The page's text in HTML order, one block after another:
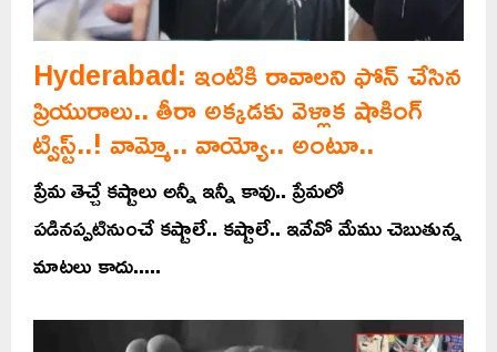
Hyderabad: ఇంటికి రావాలని ఫోన్ చేసిన
ప్రియురాలు.. తీరా అక్కడకు వెళ్లాక షాకింగ్
ట్విస్ట్..! వామ్మో.. వాయ్యో.. అంటూ..
ప్రేమ తెచ్చే కష్టాలు అన్నీ ఇన్నీ కావు.. ప్రేమలో
పడినప్పటినుంచే కష్టాలే.. కష్టాలే.. ఇవేవో మేము చెబుతున్న
మాటలు కాదు.....